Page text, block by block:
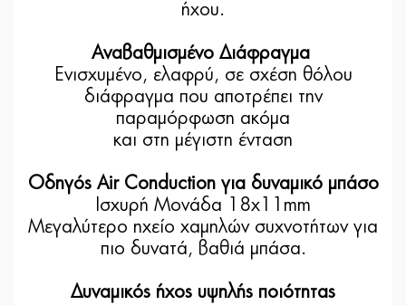
ήχου.
Αναβαθμισμένο Διάφραγμα
Ενισχυμένο, ελαφρύ, σε σχέση θόλου
διάφραγμα που αποτρέπει την
παραμόρφωση ακόμα
και στη μέγιστη ένταση
Οδηγός Air Conduction για δυναμικό μπάσο
Ισχυρή Μονάδα 18x11mm
Μεγαλύτερο ηχείο χαμηλών συχνοτήτων για
πιο δυνατά, βαθιά μπάσα.
Δυναμικός ήχος υψηλής ποιότητας